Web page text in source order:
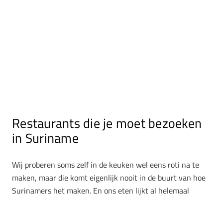
Restaurants die je moet bezoeken
in Suriname
Wij proberen soms zelf in de keuken wel eens roti na te
maken, maar die komt eigenlijk nooit in de buurt van hoe
Surinamers het maken. En ons eten lijkt al helemaal